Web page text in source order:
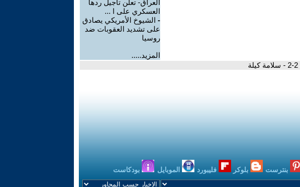
العراق- تعلن تأجيل ردها
العسكري على ا ...
- الشيوخ الأمريكي يصادق
على تشديد العقوبات ضد
روسيا
المزيد.....
بنترست بلوكر فليبورد الموبايل بودكاست